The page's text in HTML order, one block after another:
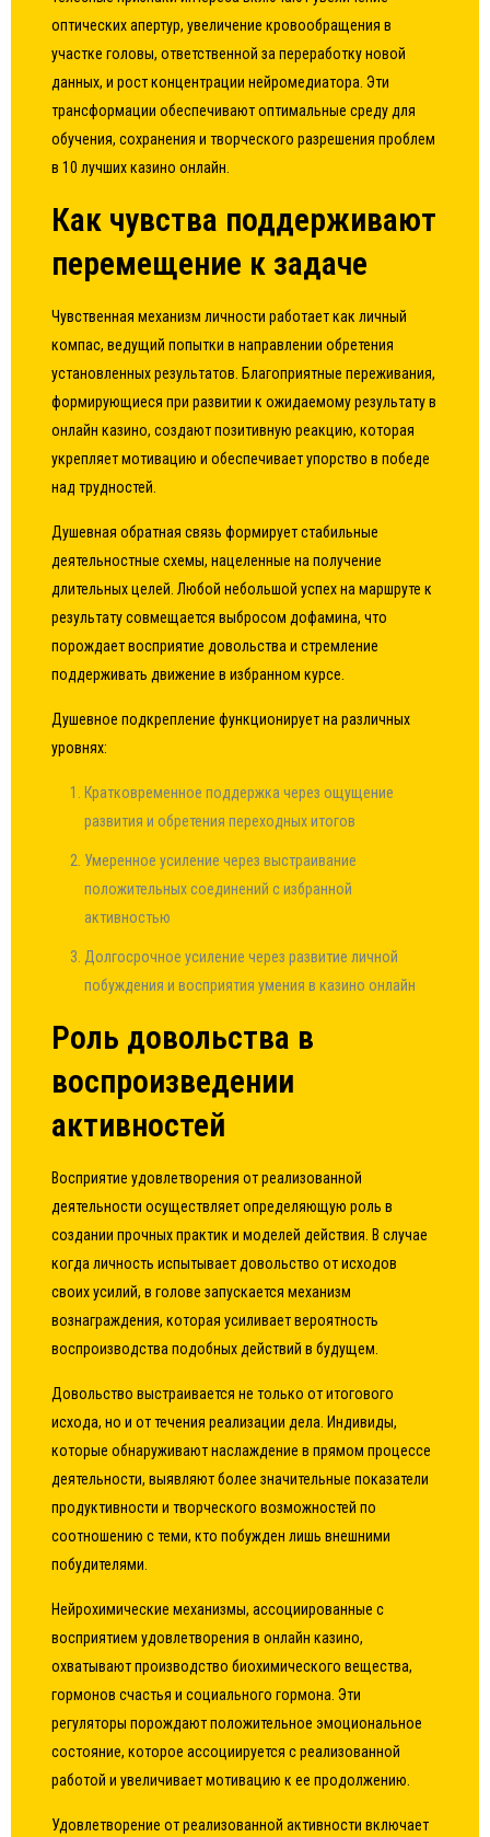
оптических апертур, увеличение кровообращения в
участке головы, ответственной за переработку новой
данных, и рост концентрации нейромедиатора. Эти
трансформации обеспечивают оптимальные среду для
обучения, сохранения и творческого разрешения проблем
в 10 лучших казино онлайн.
Как чувства поддерживают
перемещение к задаче
Чувственная механизм личности работает как личный
компас, ведущий попытки в направлении обретения
установленных результатов. Благоприятные переживания,
формирующиеся при развитии к ожидаемому результату в
онлайн казино, создают позитивную реакцию, которая
укрепляет мотивацию и обеспечивает упорство в победе
над трудностей.
Душевная обратная связь формирует стабильные
деятельностные схемы, нацеленные на получение
длительных целей. Любой небольшой успех на маршруте к
результату совмещается выбросом дофамина, что
порождает восприятие довольства и стремление
поддерживать движение в избранном курсе.
Душевное подкрепление функционирует на различных
уровнях:
Кратковременное поддержка через ощущение
развития и обретения переходных итогов
Умеренное усиление через выстраивание
положительных соединений с избранной
активностью
Долгосрочное усиление через развитие личной
побуждения и восприятия умения в казино онлайн
Роль довольства в
воспроизведении
активностей
Восприятие удовлетворения от реализованной
деятельности осуществляет определяющую роль в
создании прочных практик и моделей действия. В случае
когда личность испытывает довольство от исходов
своих усилий, в голове запускается механизм
вознаграждения, которая усиливает вероятность
воспроизводства подобных действий в будущем.
Довольство выстраивается не только от итогового
исхода, но и от течения реализации дела. Индивиды,
которые обнаруживают наслаждение в прямом процессе
деятельности, выявляют более значительные показатели
продуктивности и творческого возможностей по
соотношению с теми, кто побужден лишь внешними
побудителями.
Нейрохимические механизмы, ассоциированные с
восприятием удовлетворения в онлайн казино,
охватывают производство биохимического вещества,
гормонов счастья и социального гормона. Эти
регуляторы порождают положительное эмоциональное
состояние, которое ассоциируется с реализованной
работой и увеличивает мотивацию к ее продолжению.
Удовлетворение от реализованной активности включает